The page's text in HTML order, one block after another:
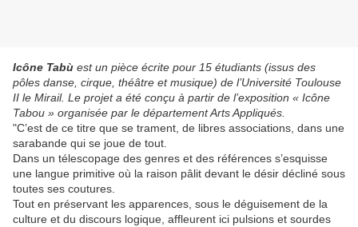
Icône Tabù est un pièce écrite pour 15 étudiants (issus des
pôles danse, cirque, théâtre et musique) de l’Université Toulouse
II le Mirail. Le projet a été conçu à partir de l’exposition « Icône
Tabou » organisée par le département Arts Appliqués.
"C’est de ce titre que se trament, de libres associations, dans une
sarabande qui se joue de tout.
Dans un télescopage des genres et des références s’esquisse
une langue primitive où la raison pâlit devant le désir décliné sous
toutes ses coutures.
Tout en préservant les apparences, sous le déguisement de la
culture et du discours logique, affleurent ici pulsions et sourdes